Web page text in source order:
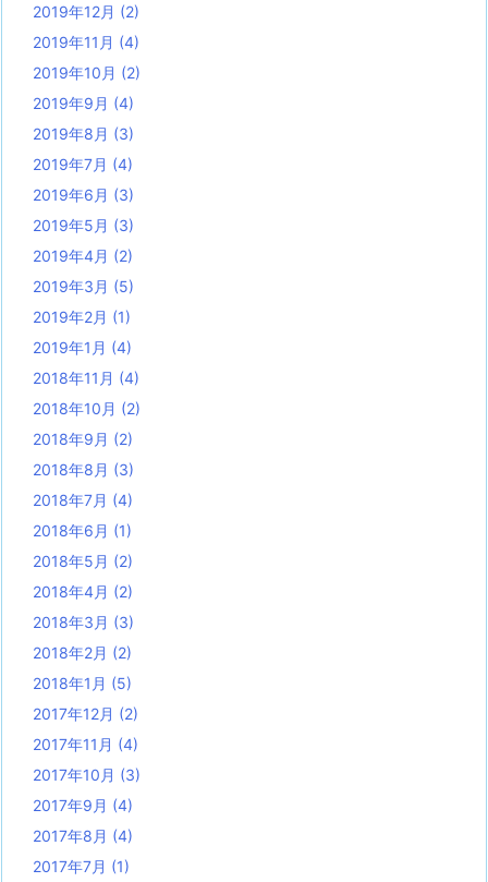
2019年12月 (2)
2019年11月 (4)
2019年10月 (2)
2019年9月 (4)
2019年8月 (3)
2019年7月 (4)
2019年6月 (3)
2019年5月 (3)
2019年4月 (2)
2019年3月 (5)
2019年2月 (1)
2019年1月 (4)
2018年11月 (4)
2018年10月 (2)
2018年9月 (2)
2018年8月 (3)
2018年7月 (4)
2018年6月 (1)
2018年5月 (2)
2018年4月 (2)
2018年3月 (3)
2018年2月 (2)
2018年1月 (5)
2017年12月 (2)
2017年11月 (4)
2017年10月 (3)
2017年9月 (4)
2017年8月 (4)
2017年7月 (1)